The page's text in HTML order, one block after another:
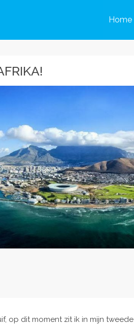
Home
op dit moment zit ik in mijn